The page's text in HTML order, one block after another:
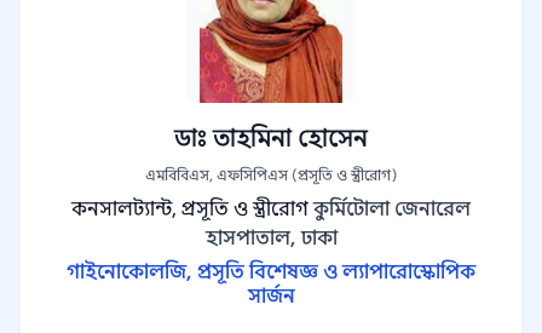
ডাঃ তাহমিনা হোসেন
এমবিবিএস, এফসিপিএস (প্রসূতি ও স্ত্রীরোগ)
কনসালট্যান্ট, প্রসূতি ও স্ত্রীরোগ কুর্মিটোলা জেনারেল
হাসপাতাল, ঢাকা
গাইনোকোলজি, প্রসূতি বিশেষজ্ঞ ও ল্যাপারোস্কোপিক
সার্জন